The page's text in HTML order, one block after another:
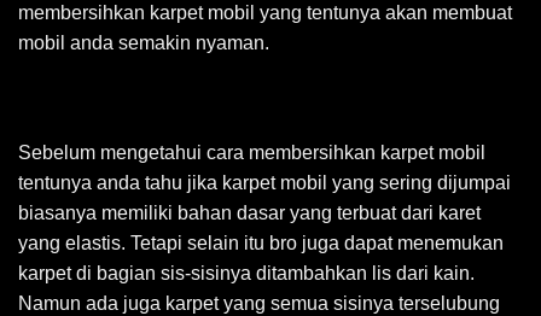
membersihkan karpet mobil yang tentunya akan membuat
mobil anda semakin nyaman.
Sebelum mengetahui cara membersihkan karpet mobil
tentunya anda tahu jika karpet mobil yang sering dijumpai
biasanya memiliki bahan dasar yang terbuat dari karet
yang elastis. Tetapi selain itu bro juga dapat menemukan
karpet di bagian sis-sisinya ditambahkan lis dari kain.
Namun ada juga karpet yang semua sisinya terselubung